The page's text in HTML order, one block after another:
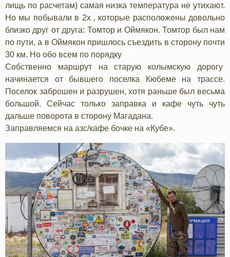
лищь по расчетам) самая низка температура не утихают.
Но мы побывали в 2х , которые расположены довольно
близко друг от друга: Томтор и Оймякон. Томтор был нам
по пути, а в Оймякон пришлось съездить в сторону почти
30 км. Но обо всем по порядку
Собственно маршрут на старую колымскую дорогу
начинается от бывшего поселка Кюбеме на трассе.
Поселок заброшен и разрушен, хотя раньше был весьма
большой. Сейчас только заправка и кафе чуть чуть
дальше поворота в сторону Магадана.
Заправляемся на азс/кафе бочке на «Кубе».